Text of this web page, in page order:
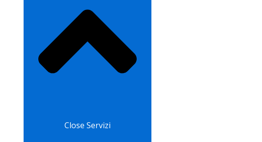
Close Servizi